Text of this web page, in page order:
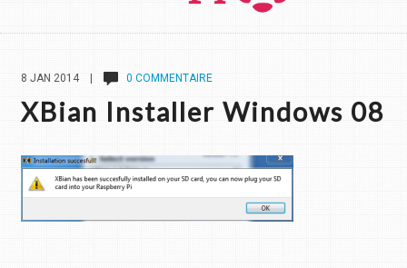
8 JAN 2014 | 0 COMMENTAIRE
XBian Installer Windows 08